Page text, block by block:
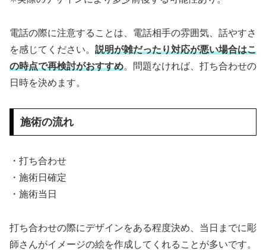
電話の際に注意することは、電話相手の雰囲気、話やすさ
を感じてください。 説明が雑だったり対応が悪い場合はこ
の時点で再検討がおすすめ。問題なければ、打ち合わせの
日時を決めます。
施術の流れ
・打ち合わせ
・施術日確定
・施術当日
打ち合わせの際にデザインをある程度決め、当日までに彫
師さんがイメージの絵を作成してくれることが多いです。